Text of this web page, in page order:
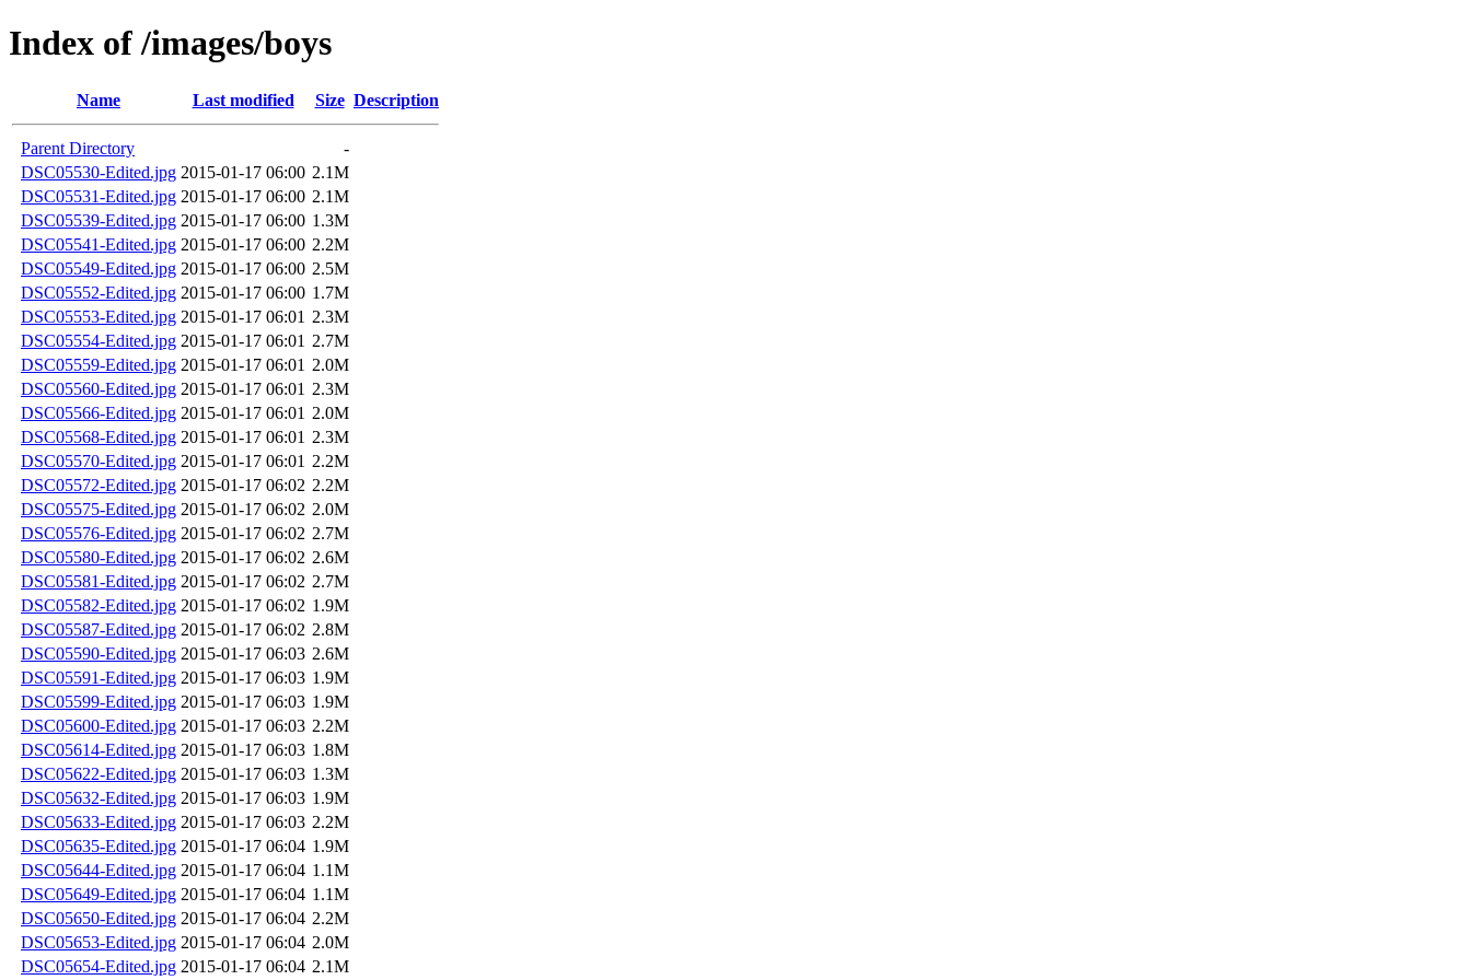
Index of /images/boys
Name Last modified Size Description
Parent Directory
-
DSC05530-Edited.jpg 2015-01-17 06:00 2.1M
DSC05531-Edited.jpg 2015-01-17 06:00 2.1M
DSC05539-Edited.jpg 2015-01-17 06:00 1.3M
DSC05541-Edited.jpg 2015-01-17 06:00 2.2M
DSC05549-Edited.jpg 2015-01-17 06:00 2.5M
DSC05552-Edited.jpg 2015-01-17 06:00 1.7M
DSC05553-Edited.jpg 2015-01-17 06:01 2.3M
DSC05554-Edited.jpg 2015-01-17 06:01 2.7M
DSC05559-Edited.jpg 2015-01-17 06:01 2.0M
DSC05560-Edited.jpg 2015-01-17 06:01 2.3M
DSC05566-Edited.jpg 2015-01-17 06:01 2.0M
DSC05568-Edited.jpg 2015-01-17 06:01 2.3M
DSC05570-Edited.jpg 2015-01-17 06:01 2.2M
DSC05572-Edited.jpg 2015-01-17 06:02 2.2M
DSC05575-Edited.jpg 2015-01-17 06:02 2.0M
DSC05576-Edited.jpg 2015-01-17 06:02 2.7M
DSC05580-Edited.jpg 2015-01-17 06:02 2.6M
DSC05581-Edited.jpg 2015-01-17 06:02 2.7M
DSC05582-Edited.jpg 2015-01-17 06:02 1.9M
DSC05587-Edited.jpg 2015-01-17 06:02 2.8M
DSC05590-Edited.jpg 2015-01-17 06:03 2.6M
DSC05591-Edited.jpg 2015-01-17 06:03 1.9M
DSC05599-Edited.jpg 2015-01-17 06:03 1.9M
DSC05600-Edited.jpg 2015-01-17 06:03 2.2M
DSC05614-Edited.jpg 2015-01-17 06:03 1.8M
DSC05622-Edited.jpg 2015-01-17 06:03 1.3M
DSC05632-Edited.jpg 2015-01-17 06:03 1.9M
DSC05633-Edited.jpg 2015-01-17 06:03 2.2M
DSC05635-Edited.jpg 2015-01-17 06:04 1.9M
DSC05644-Edited.jpg 2015-01-17 06:04 1.1M
DSC05649-Edited.jpg 2015-01-17 06:04 1.1M
DSC05650-Edited.jpg 2015-01-17 06:04 2.2M
DSC05653-Edited.jpg 2015-01-17 06:04 2.0M
DSC05654-Edited.jpg 2015-01-17 06:04 2.1M